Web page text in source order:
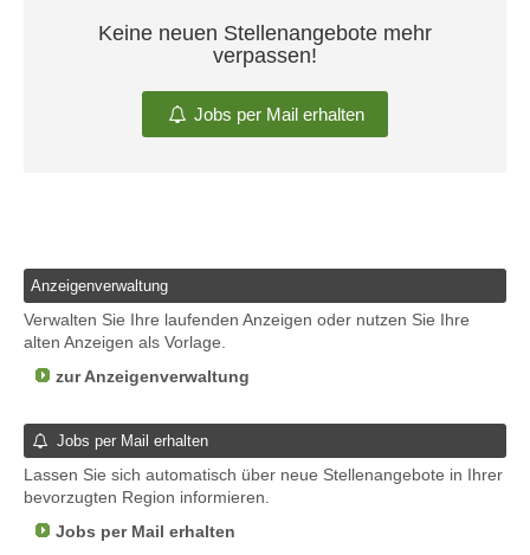
Keine neuen Stellenangebote mehr
verpassen!
Jobs per Mail erhalten
Anzeigenverwaltung
Verwalten Sie Ihre laufenden Anzeigen oder nutzen Sie Ihre
alten Anzeigen als Vorlage.
zur Anzeigenverwaltung
Jobs per Mail erhalten
Lassen Sie sich automatisch über neue Stellenangebote in Ihrer
bevorzugten Region informieren.
Jobs per Mail erhalten